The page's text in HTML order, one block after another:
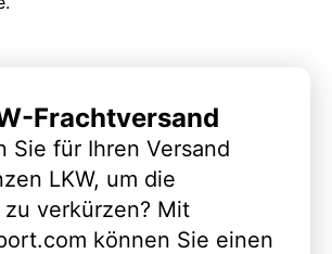
Frachtversand
Sie für Ihren Versand
LKW, um die
verkürzen? Mit
können Sie einen